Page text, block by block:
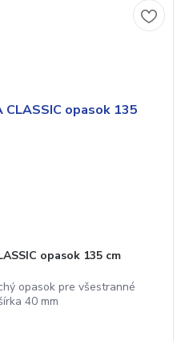
opasok 135 cm
opasok pre všestranné
40 mm